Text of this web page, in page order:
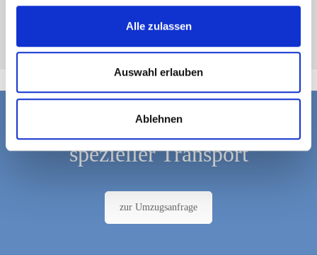
Alle zulassen
Auswahl erlauben
Ablehnen
Ihr gesamtes Hab und Gut mit in Ihre neue Wohnung
Spezielle Gegenstände –
spezieller Transport
zur Umzugsanfrage